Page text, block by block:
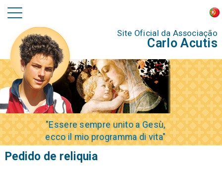
Site Oficial da Associação
Carlo Acutis
"Essere sempre unito a Gesù,
ecco il mio programma di vita"
Pedido de reliquia